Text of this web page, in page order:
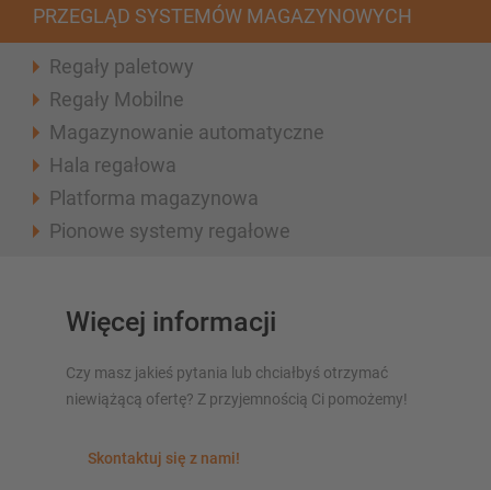
PRZEGLĄD SYSTEMÓW MAGAZYNOWYCH
Regały paletowy
Regały Mobilne
Magazynowanie automatyczne
Hala regałowa
Platforma magazynowa
Pionowe systemy regałowe
Więcej informacji
Czy masz jakieś pytania lub chciałbyś otrzymać
niewiążącą ofertę? Z przyjemnością Ci pomożemy!
Skontaktuj się z nami!